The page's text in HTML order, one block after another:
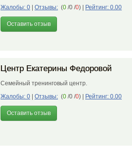
Жалобы: 0
Отзывы: (0 /0 /0) Рейтинг: 0.00
Оставить отзыв
Центр Екатерины Федоровой
Семейный тренинговый центр.
Жалобы: 0
Отзывы: (0 /0 /0) Рейтинг: 0.00
Оставить отзыв